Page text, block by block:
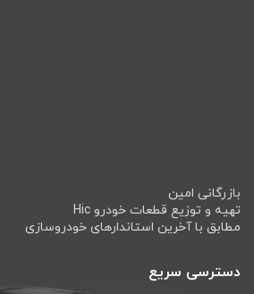
بازرگانی امین
تهیه و توزیع قطعات خودرو Hic
مطابق با آخرین استاندارهای خودروسازی
دسترسی سریع